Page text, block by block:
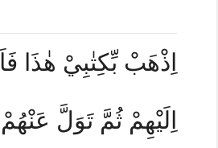
اِذْهَبْ بِّكِتٰبِيْ هٰذَا
اِلَيْهِمْ ثُمَّ تَوَلَّ